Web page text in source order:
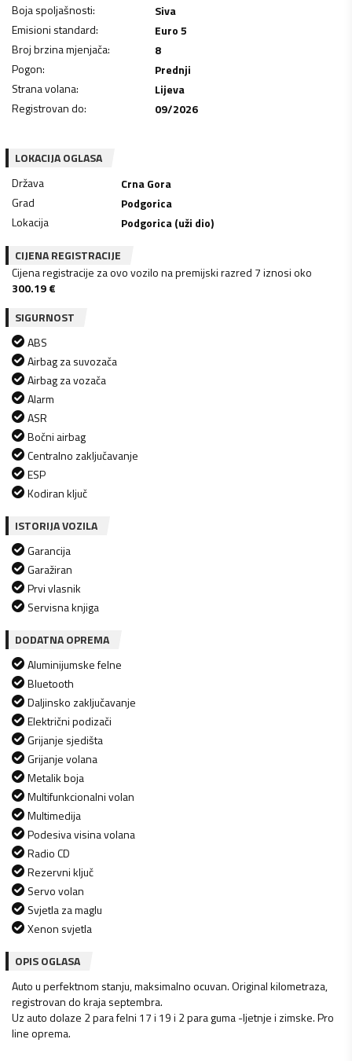
Boja spoljašnosti:
Siva
Emisioni standard:
Euro 5
Broj brzina mjenjača:
8
Pogon:
Prednji
Strana volana:
Lijeva
Registrovan do: 09/2026
LOKACIJA OGLASA
Država
Crna Gora
Grad
Podgorica
Lokacija
Podgorica (uži dio)
CIJENA REGISTRACIJE
Cijena registracije za ovo vozilo na premijski razred 7 iznosi oko
300.19€
SIGURNOST
ABS
Airbag za suvozača
Airbag za vozača
Alarm
ASR
Bočni airbag
Centralno zaključavanje
ESP
Kodiran ključ
ISTORIJA VOZILA
Garancija
Garažiran
Prvi vlasnik
Servisna knjiga
DODATNA OPREMA
Aluminijumske felne
Bluetooth
Daljinsko zaključavanje
Električni podizači
Grijanje sjedišta
Grijanje volana
Metalik boja
Multifunkcionalni volan
Multimedija
Podesiva visina volana
Radio CD
Rezervni ključ
Servo volan
Svjetla za maglu
Xenon svjetla
OPIS OGLASA
Auto u perfektnom stanju, maksimalno ocuvan. Original kilometraza,
registrovan do kraja septembra.
Uz auto dolaze 2 para felni 17 i 19 i 2 para guma -ljetnje i zimske. Pro
line oprema.